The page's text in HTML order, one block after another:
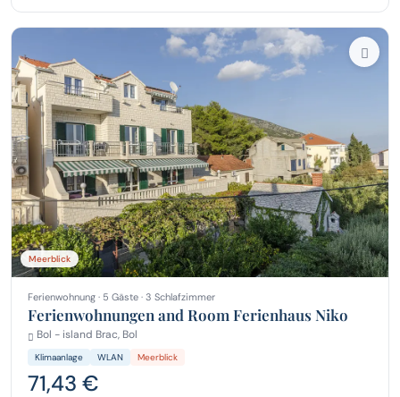
Meerblick
Ferienwohnung · 5 Gäste · 3 Schlafzimmer
Ferienwohnungen and Room Ferienhaus Niko
Bol - island Brac, Bol
Klimaanlage WLAN Meerblick
71,43 €